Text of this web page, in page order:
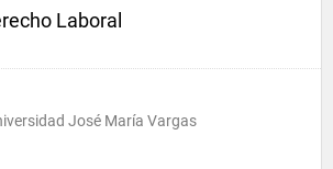
Laboral
José María Vargas